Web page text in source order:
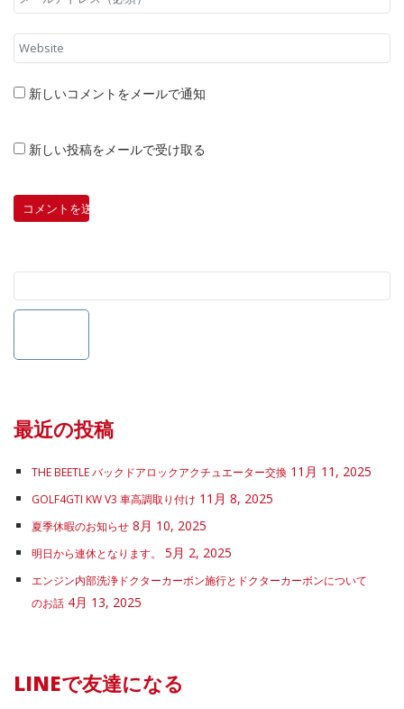
新しいコメントをメールで通知
新しい投稿をメールで受け取る
最近の投稿
THE BEETLE バックドアロックアクチュエーター交換 11月 11, 2025
GOLF4GTI KW V3 車高調取り付け 11月 8, 2025
夏季休暇のお知らせ 8月 10, 2025
明日から連休となります。 5月 2, 2025
エンジン内部洗浄ドクターカーボン施行とドクターカーボンについて
のお話 4月 13, 2025
LINEで友達になる